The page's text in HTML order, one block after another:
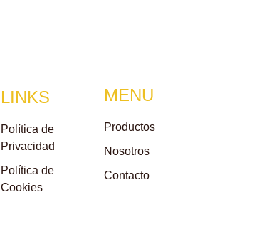
LINKS
Política de
Privacidad
Política de
Cookies
MENU
Productos
Nosotros
Contacto